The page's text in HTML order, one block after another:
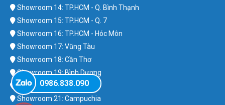
Showroom 14: TP.HCM - Q. Bình Thạnh
Showroom 15: TP.HCM - Q. 7
Showroom 16: TP.HCM - Hóc Môn
Showroom 17: Vũng Tàu
Showroom 18: Cần Thơ
Showroom 19: Bình Dương
Showroom 20: Bình Phước
Showroom 21: Campuchia
0986.838.090